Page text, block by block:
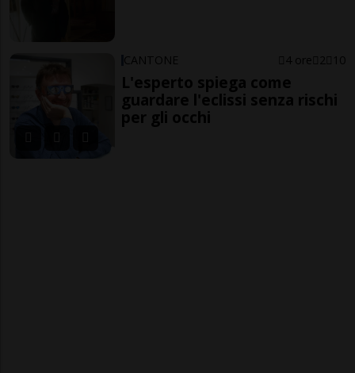
CANTONE 4 ore 2 10
L'esperto spiega come
guardare l'eclissi senza rischi
per gli occhi